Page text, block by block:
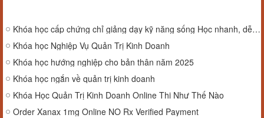
Khóa học cấp chứng chỉ giảng dạy kỹ năng sống Học nhanh, dễ hiểu, ứng dụng thực tiễn
Khóa học Nghiệp Vụ Quản Trị Kinh Doanh
Khóa học hướng nghiệp cho bản thân năm 2025
Khóa học ngắn về quản trị kinh doanh
Khóa Học Quản Trị Kinh Doanh Online Thi Như Thế Nào
Order Xanax 1mg Online NO Rx Verified Payment